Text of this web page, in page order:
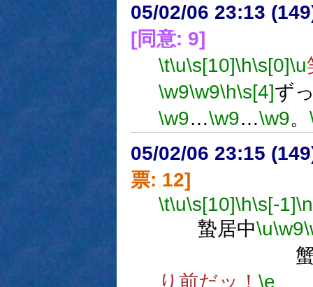
05/02/06 23:13
[同意: 9]
\t\u\s[10]\h\s[0]\u
\w9\w9\h\s[4]ず
\w9…\w9…\w9。
05/02/06 23:15
票: 12]
\t\u\s[10]\h\s[-1]\n
蟄居中\u\w9
蟹は居
り前だッ！ \e